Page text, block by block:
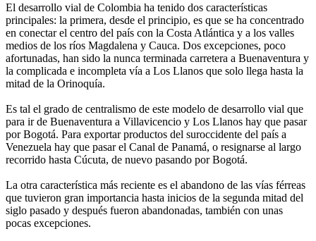
El desarrollo vial de Colombia ha tenido dos características
principales: la primera, desde el principio, es que se ha concentrado
en conectar el centro del país con la Costa Atlántica y a los valles
medios de los ríos Magdalena y Cauca. Dos excepciones, poco
afortunadas, han sido la nunca terminada carretera a Buenaventura y
la complicada e incompleta vía a Los Llanos que solo llega hasta la
mitad de la Orinoquía.
Es tal el grado de centralismo de este modelo de desarrollo vial que
para ir de Buenaventura a Villavicencio y Los Llanos hay que pasar
por Bogotá. Para exportar productos del suroccidente del país a
Venezuela hay que pasar el Canal de Panamá, o resignarse al largo
recorrido hasta Cúcuta, de nuevo pasando por Bogotá.
La otra característica más reciente es el abandono de las vías férreas
que tuvieron gran importancia hasta inicios de la segunda mitad del
siglo pasado y después fueron abandonadas, también con unas
pocas excepciones.